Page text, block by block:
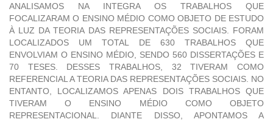
ANALISAMOS NA INTEGRA OS TRABALHOS QUE
FOCALIZARAM O ENSINO MÉDIO COMO OBJETO DE ESTUDO
À LUZ DA TEORIA DAS REPRESENTAÇÕES SOCIAIS. FORAM
LOCALIZADOS UM TOTAL DE 630 TRABALHOS QUE
ENVOLVIAM O ENSINO MÉDIO, SENDO 560 DISSERTAÇÕES E
70 TESES. DESSES TRABALHOS, 32 TIVERAM COMO
REFERENCIAL A TEORIA DAS REPRESENTAÇÕES SOCIAIS. NO
ENTANTO, LOCALIZAMOS APENAS DOIS TRABALHOS QUE
TIVERAM O ENSINO MÉDIO COMO OBJETO
REPRESENTACIONAL. DIANTE DISSO, APONTAMOS A